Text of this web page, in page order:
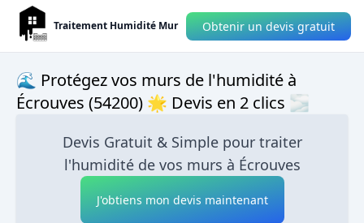
Traitement Humidité Mur Obtenir un devis gratuit
🌊 Protégez vos murs de l'humidité à
Écrouves (54200) 🌟 Devis en 2 clics 🌫
Devis Gratuit & Simple pour traiter
l'humidité de vos murs à Écrouves
J'obtiens mon devis maintenant